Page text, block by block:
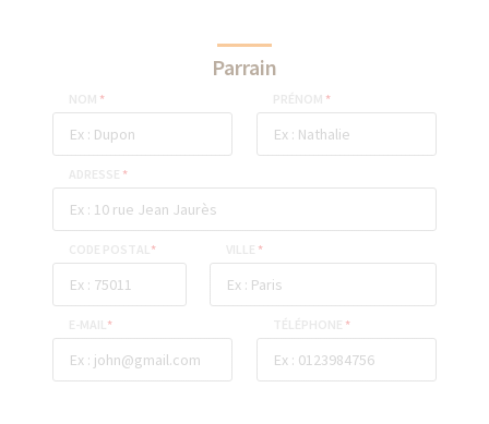
Parrain
* *
*
* *
* *